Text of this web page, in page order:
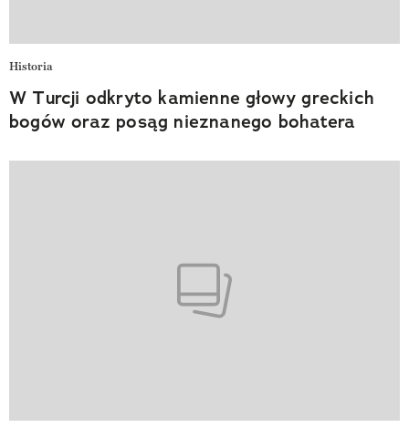
Historia
W Turcji odkryto kamienne głowy greckich
bogów oraz posąg nieznanego bohatera